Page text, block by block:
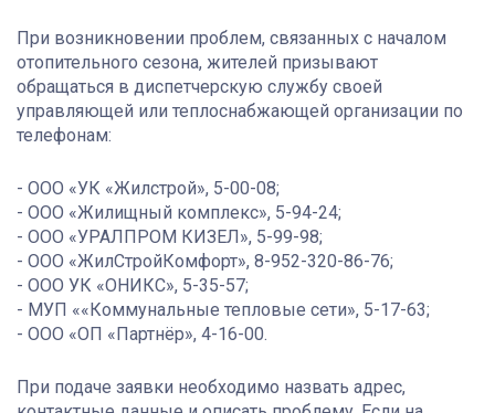
При возникновении проблем, связанных с началом
отопительного сезона, жителей призывают
обращаться в диспетчерскую службу своей
управляющей или теплоснабжающей организации по
телефонам:
- ООО «УК «Жилстрой», 5-00-08;
- ООО «Жилищный комплекс», 5-94-24;
- ООО «УРАЛПРОМ КИЗЕЛ», 5-99-98;
- ООО «ЖилСтройКомфорт», 8-952-320-86-76;
- ООО УК «ОНИКС», 5-35-57;
- МУП ««Коммунальные тепловые сети», 5-17-63;
- ООО «ОП «Партнёр», 4-16-00.
При подаче заявки необходимо назвать адрес,